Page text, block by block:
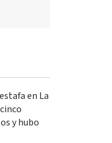
en La
y hubo